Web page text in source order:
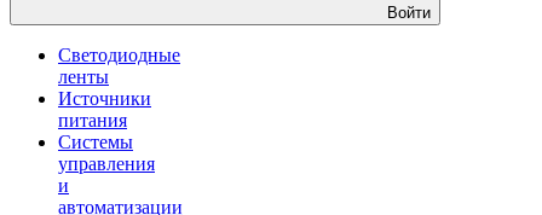
Войти
Светодиодные
ленты
Источники
питания
Системы
управления
и
автоматизации